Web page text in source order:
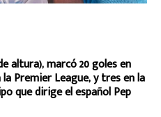
altura), marcó 20 goles en
Premier League, y tres en la
que dirige el español Pep